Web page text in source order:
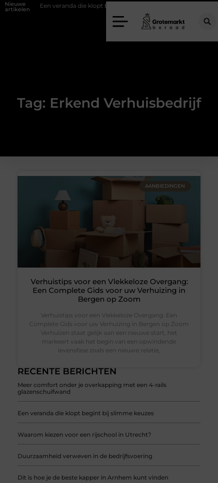
Nieuwe
artikelen Een veranda die klopt begint bij slimme keuzes
Tag: Erkend Verhuisbedrijf
RECENTE BERICHTEN
Meer comfort onder je overkapping met een 4-rails
glazenschuifwand
Een veranda die klopt begint bij slimme keuzes
Waarom kiezen voor een rijschool in Utrecht?
Duurzaamheid verweven in de bedrijfsvoering
Dit is hoe je de beste kapper in Arnhem kunt vinden
AANBIEDINGEN
Verhuistips voor een Vlekkeloze Overgang:
Een Complete Gids voor uw Verhuizing in
Bergen op Zoom
Verhuistips voor een Vlekkeloze Overgang: Een
Complete Gids voor uw Verhuizing in Bergen op Zoom
Verhuizen staat gelijk aan een nieuwe start, het
markeert vaak het begin van een opwindende
levensfase zoals een nieuwe relatie,